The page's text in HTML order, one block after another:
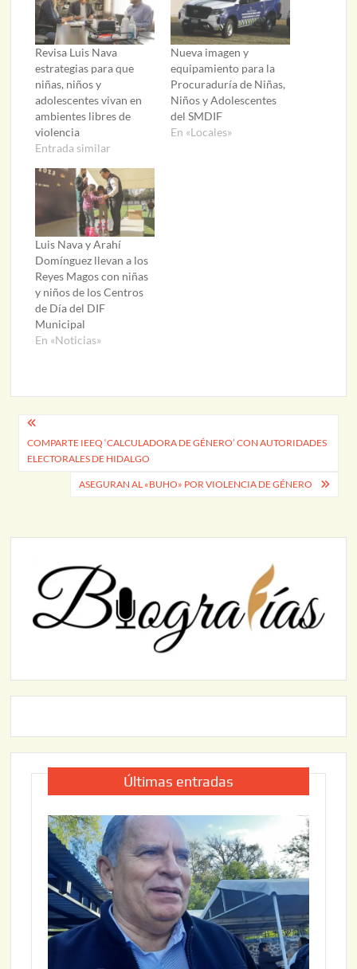
Revisa Luis Nava
estrategias para que
niñas, niños y
adolescentes vivan en
ambientes libres de
violencia
Entrada similar
Nueva imagen y
equipamiento para la
Procuraduría de Niñas,
Niños y Adolescentes
del SMDIF
En «Locales»
Luis Nava y Arahí
Domínguez llevan a los
Reyes Magos con niñas
y niños de los Centros
de Día del DIF
Municipal
En «Noticias»
Navegación
de
entradas
COMPARTE IEEQ ‘CALCULADORA DE GÉNERO’ CON AUTORIDADES
ELECTORALES DE HIDALGO
ASEGURAN AL «BUHO» POR VIOLENCIA DE GÉNERO
Últimas entradas